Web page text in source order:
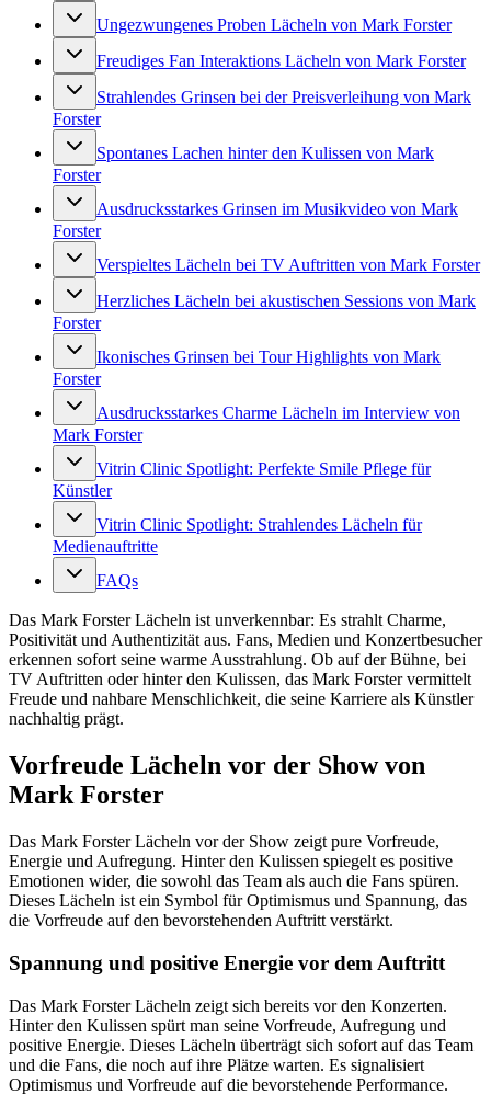
Ungezwungenes Proben Lächeln von Mark Forster
Freudiges Fan Interaktions Lächeln von Mark Forster
Strahlendes Grinsen bei der Preisverleihung von Mark
Forster
Spontanes Lachen hinter den Kulissen von Mark
Forster
Ausdrucksstarkes Grinsen im Musikvideo von Mark
Forster
Verspieltes Lächeln bei TV Auftritten von Mark Forster
Herzliches Lächeln bei akustischen Sessions von Mark
Forster
Ikonisches Grinsen bei Tour Highlights von Mark
Forster
Ausdrucksstarkes Charme Lächeln im Interview von
Mark Forster
Vitrin Clinic Spotlight: Perfekte Smile Pflege für
Künstler
Vitrin Clinic Spotlight: Strahlendes Lächeln für
Medienauftritte
FAQs
Das Mark Forster Lächeln ist unverkennbar: Es strahlt Charme,
Positivität und Authentizität aus. Fans, Medien und Konzertbesucher
erkennen sofort seine warme Ausstrahlung. Ob auf der Bühne, bei
TV Auftritten oder hinter den Kulissen, das Mark Forster vermittelt
Freude und nahbare Menschlichkeit, die seine Karriere als Künstler
nachhaltig prägt.
Vorfreude Lächeln vor der Show von
Mark Forster
Das Mark Forster Lächeln vor der Show zeigt pure Vorfreude,
Energie und Aufregung. Hinter den Kulissen spiegelt es positive
Emotionen wider, die sowohl das Team als auch die Fans spüren.
Dieses Lächeln ist ein Symbol für Optimismus und Spannung, das
die Vorfreude auf den bevorstehenden Auftritt verstärkt.
Spannung und positive Energie vor dem Auftritt
Das Mark Forster Lächeln zeigt sich bereits vor den Konzerten.
Hinter den Kulissen spürt man seine Vorfreude, Aufregung und
positive Energie. Dieses Lächeln überträgt sich sofort auf das Team
und die Fans, die noch auf ihre Plätze warten. Es signalisiert
Optimismus und Vorfreude auf die bevorstehende Performance.